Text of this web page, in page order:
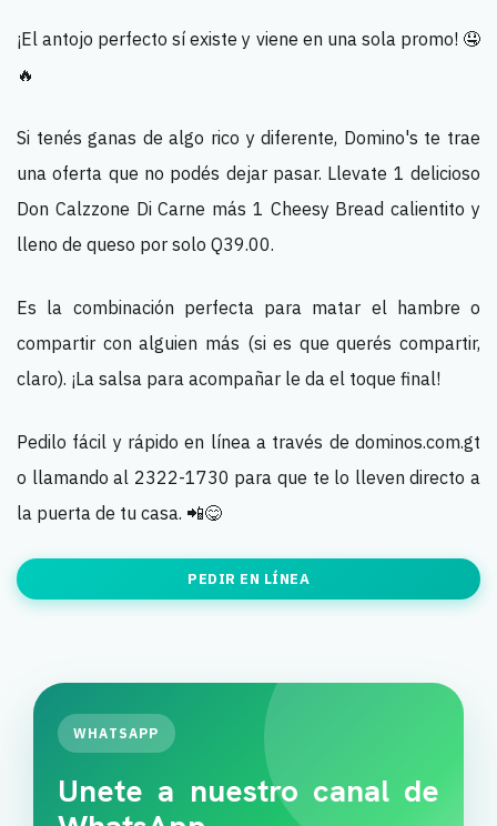
¡El antojo perfecto sí existe y viene en una sola promo! 🤤
🔥
Si tenés ganas de algo rico y diferente, Domino's te trae
una oferta que no podés dejar pasar. Llevate 1 delicioso
Don Calzzone Di Carne más 1 Cheesy Bread calientito y
lleno de queso por solo Q39.00.
Es la combinación perfecta para matar el hambre o
compartir con alguien más (si es que querés compartir,
claro). ¡La salsa para acompañar le da el toque final!
Pedilo fácil y rápido en línea a través de dominos.com.gt
o llamando al 2322-1730 para que te lo lleven directo a
la puerta de tu casa. 📲😋
PEDIR EN LÍNEA
WHATSAPP
Unete a nuestro canal de